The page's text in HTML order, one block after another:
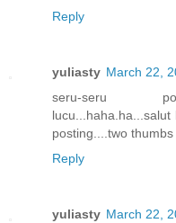
Reply
yuliasty March 22,
seru-seru
posting....two thumbs
Reply
yuliasty March 22,